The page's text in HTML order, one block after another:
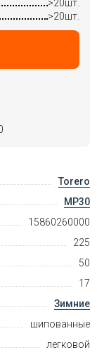
>20шт.
>20шт.
Torero
MP30
15860260000
225
50
17
Зимние
шипованные
легковой